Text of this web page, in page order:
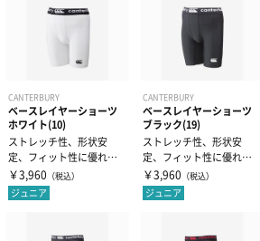
CANTERBURY
ベースレイヤーショーツ
ホワイト(10)
ストレッチ性、形状安
定、フィット性に優れたL
YCRA（ライクラ）素材を
使用したベ...
￥3,960 （税込）
ジュニア
CANTERBURY
ベースレイヤーショーツ
ブラック(19)
ストレッチ性、形状安
定、フィット性に優れたL
YCRA（ライクラ）素材を
使用したベ...
￥3,960 （税込）
ジュニア